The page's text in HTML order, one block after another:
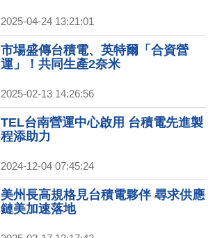
2025-04-24 13:21:01
市場盛傳台積電、英特爾「合資營
運」！共同生產2奈米
2025-02-13 14:26:56
TEL台南營運中心啟用 台積電先進製
程添助力
2024-12-04 07:45:24
美州長高規格見台積電夥伴 尋求供應
鏈美加速落地